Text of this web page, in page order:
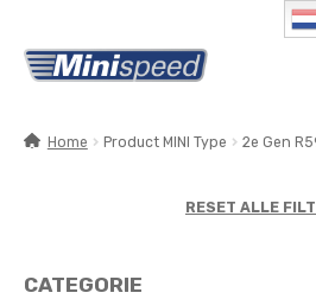
Ga
door
navigatie
Ga
naar
inhoud
CONTACT
Home Product MINI Type 2e Gen
RESET ALLE
CATEGORIE